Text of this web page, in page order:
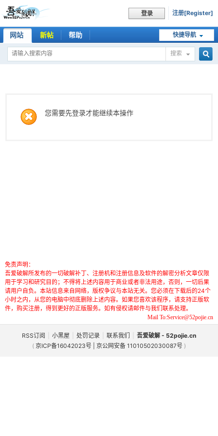
登录 注册[Register]
快捷导航
网站 新帖 帮助
搜索
您需要先登录才能继续本操作
免责声明：
吾爱破解所发布的一切破解补丁、注册机和注册信息及软件的解密分析文章仅限
用于学习和研究目的；不得将上述内容用于商业或者非法用途，否则，一切后果
请用户自负。本站信息来自网络，版权争议与本站无关。您必须在下载后的24个
小时之内，从您的电脑中彻底删除上述内容。如果您喜欢该程序，请支持正版软
件，购买注册，得到更好的正版服务。如有侵权请邮件与我们联系处理。
Mail To:Service@52pojie.cn
RSS订阅 小黑屋 处罚记录 联系我们
吾爱破解 - 52pojie.cn
( 京ICP备16042023号 | 京公网安备 11010502030087号 )